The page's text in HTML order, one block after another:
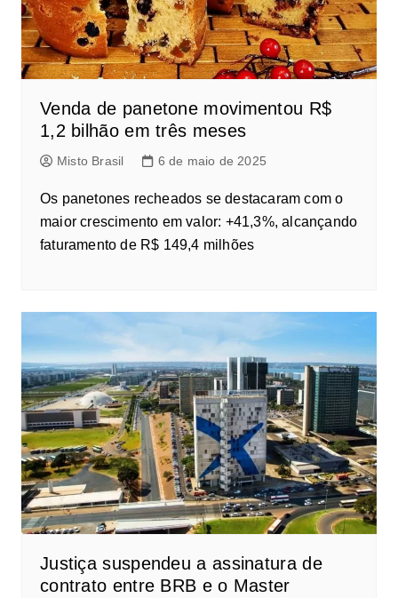
Venda de panetone movimentou R$
1,2 bilhão em três meses
Misto Brasil 6 de maio de 2025
Os panetones recheados se destacaram com o
maior crescimento em valor: +41,3%, alcançando
faturamento de R$ 149,4 milhões
Justiça suspendeu a assinatura de
contrato entre BRB e o Master